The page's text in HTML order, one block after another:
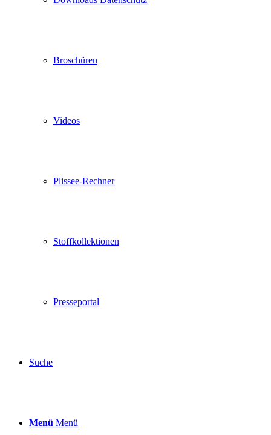
Broschüren
Videos
Plissee-Rechner
Stoffkollektionen
Presseportal
Suche
Menü Menü